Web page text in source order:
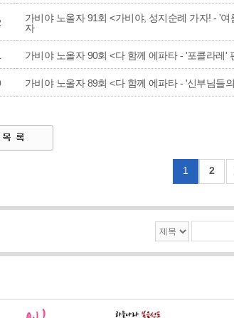
가비야 노올자 91회 <가비야, 성지순례 가자! - '
자
가비야 노올자 90회 <다 함께 에파타 - '포콜라레'
가비야 노올자 89회 <다 함께 에파타 - '신부님들
1 2